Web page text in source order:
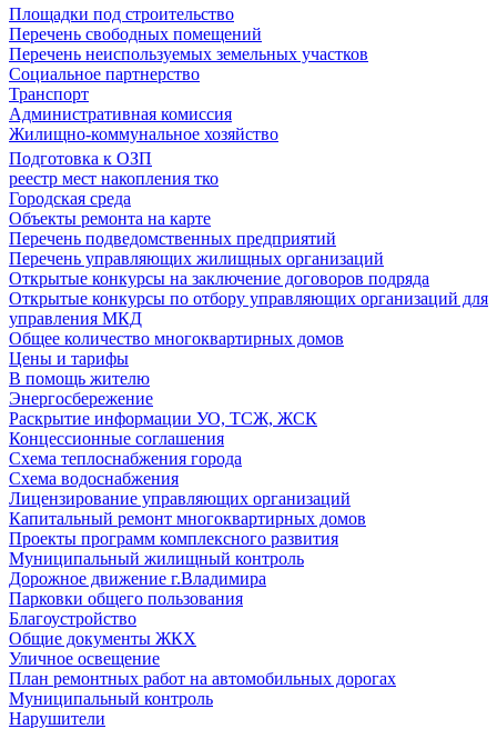
Площадки под строительство
Перечень свободных помещений
Перечень неиспользуемых земельных участков
Социальное партнерство
Транспорт
Административная комиссия
Жилищно-коммунальное хозяйство
Подготовка к ОЗП
реестр мест накопления тко
Городская среда
Объекты ремонта на карте
Перечень подведомственных предприятий
Перечень управляющих жилищных организаций
Открытые конкурсы на заключение договоров подряда
Открытые конкурсы по отбору управляющих организаций для
управления МКД
Общее количество многоквартирных домов
Цены и тарифы
В помощь жителю
Энергосбережение
Раскрытие информации УО, ТСЖ, ЖСК
Концессионные соглашения
Схема теплоснабжения города
Схема водоснабжения
Лицензирование управляющих организаций
Капитальный ремонт многоквартирных домов
Проекты программ комплексного развития
Муниципальный жилищный контроль
Дорожное движение г.Владимира
Парковки общего пользования
Благоустройство
Общие документы ЖКХ
Уличное освещение
План ремонтных работ на автомобильных дорогах
Муниципальный контроль
Нарушители